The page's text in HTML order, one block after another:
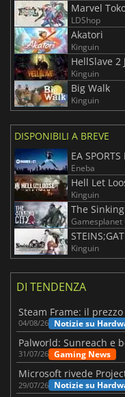
Marvel
LDShop
Akatori
Kinguin
HellSlave
Kinguin
Big Walk
Kinguin
DISPONIBILI A BREVE
EA
Eneba
Hell Let
Kinguin
The
Gamesplanet
Kinguin
DI TENDENZA
04/08/26 Notizie su
31/07/26 Gaming News
Microsoft rivede
29/07/26 Notizie su